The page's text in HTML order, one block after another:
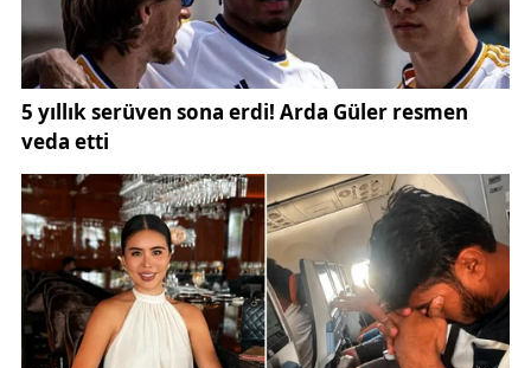
Sivas yerel haberleriiçerikleri de önemli bir kaynak
niteliği taşıyor.
Vefat eden vatandaşlara Allah’tan rahmet, ailelerine
ve yakınlarına başsağlığı diliyoruz.